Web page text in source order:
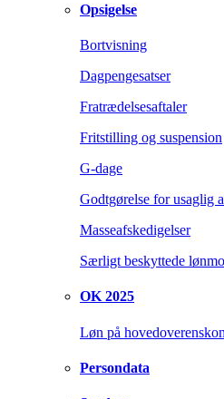
Opsigelse
Bortvisning
Dagpengesatser
Fratrædelsesaftaler
Fritstilling og suspension
G-dage
Godtgørelse for usaglig
Masseafskedigelser
Særligt beskyttede
OK 2025
Løn på
Persondata